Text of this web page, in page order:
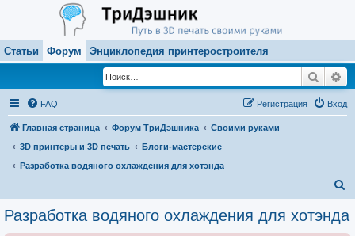
Статьи Форум Энциклопедия принтеростроителя
Поиск
FAQ Вход
Регистрация
Главная страница Форум ТриДэшника
Своими руками
3D принтеры и 3D печать
Блоги-мастерские
Разработка водяного охлаждения для хотэнда
и
Разработка водяного охлаждения для хотэнда